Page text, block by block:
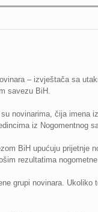
– izvještača sa
savezu BiH.
novinarima, čija imena
iz Nogomentnog
BiH upućuju prijetnje
rezultatima
grupi novinara.